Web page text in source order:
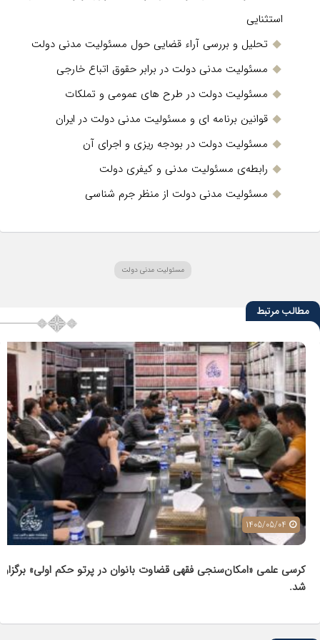
استثنایی
تحلیل و بررسی آراء قضایی حول مسئولیت مدنی دولت
مسئولیت مدنی دولت در برابر حقوق اتباع خارجی
مسئولیت دولت در طرح های عمومی و تملکات
قوانین برنامه ای و مسئولیت مدنی دولت در ایران
مسئولیت دولت در بودجه ریزی و اجرای آن
رابطه‌ی مسئولیت مدنی و کیفری دولت
مسئولیت مدنی دولت از منظر جرم شناسی
مسئولیت مدنی دولت
مطالب مرتبط
1405/04/29
دانشنامه ویکی حقوق رکورد نیم میلیون ویرایش را پشت سر گذاشت.